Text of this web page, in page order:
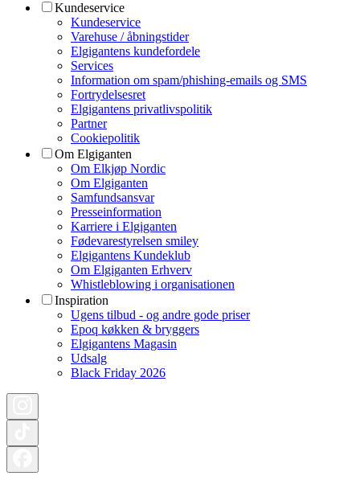
Kundeservice
Kundeservice
Varehuse / åbningstider
Elgigantens kundefordele
Services
Information om spam/phishing-emails og SMS
Fortrydelsesret
Elgigantens privatlivspolitik
Partner
Cookiepolitik
Om Elgiganten
Om Elkjøp Nordic
Om Elgiganten
Samfundsansvar
Presseinformation
Karriere i Elgiganten
Fødevarestyrelsen smiley
Elgigantens Kundeklub
Om Elgiganten Erhverv
Whistleblowing i organisationen
Inspiration
Ugens tilbud - og andre gode priser
Epoq køkken & bryggers
Elgigantens Magasin
Udsalg
Black Friday 2026